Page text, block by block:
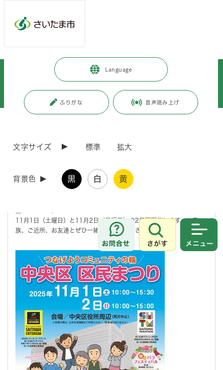
Language
ふりがな 音声読み上げ
文字サイズ 標準 拡大
背景色 黒 白 黄
お問合せ
さがす
市政情報 広報・報道 > 記者への情報提供
>
コミュニティの輪～
（令和7年9月17日発表）「中央区区民まつり」を
「区民と行政との協働」の理念のもと、より一層の区民相互のふれあい
と連帯感および郷土意識の醸成を深めるため「中央区区民まつり」を開
11月1日（土曜日）と11月2日（日曜日）の2日間開催します。ご家
族、ご近所、お友達とぜひ一緒に
お越しください 。